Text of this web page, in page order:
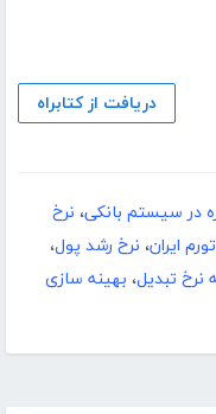
دریافت از کتابراه
در سیستم بانکی، نرخ
ایران، نرخ رشد پول،
نرخ تبدیل، بهینه سازی